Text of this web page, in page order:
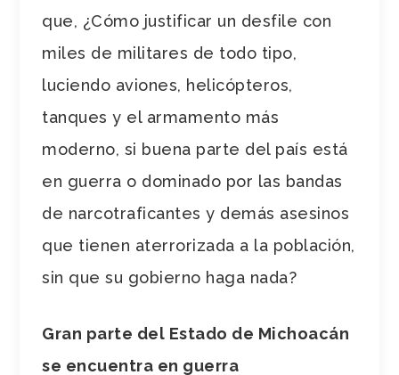
que, ¿Cómo justificar un desfile con
miles de militares de todo tipo,
luciendo aviones, helicópteros,
tanques y el armamento más
moderno, si buena parte del país está
en guerra o dominado por las bandas
de narcotraficantes y demás asesinos
que tienen aterrorizada a la población,
sin que su gobierno haga nada?
Gran parte del Estado de Michoacán
se encuentra en guerra